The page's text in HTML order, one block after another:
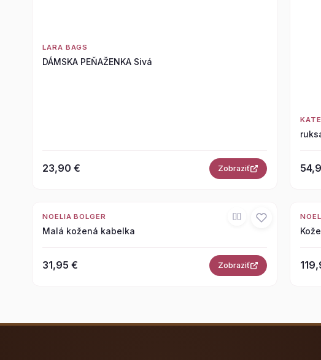
LARA BAGS
DÁMSKA PEŇAŽENKA Sivá
23,90 € Zobraziť
NOELIA BOLGER
Malá kožená kabelka
31,95 € Zobraziť